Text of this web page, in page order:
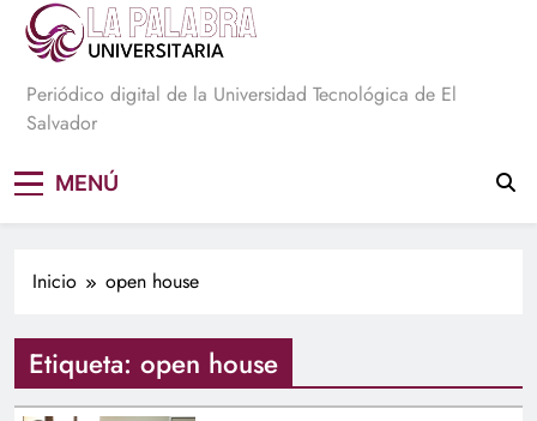
La Palabra Universitaria
Periódico digital de la Universidad Tecnológica de El
Salvador
MENÚ
Inicio open house
Etiqueta: open house